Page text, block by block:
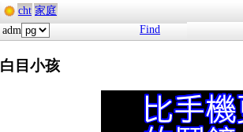
cht 家庭
adm
Find
白目小孩